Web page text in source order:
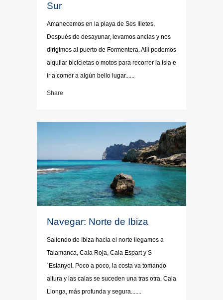
Sur
Amanecemos en la playa de Ses Illetes.
Después de desayunar, levamos anclas y nos
dirigimos al puerto de Formentera. Allí podemos
alquilar bicicletas o motos para recorrer la isla e
ir a comer a algún bello lugar......
Share
Navegar: Norte de Ibiza
Saliendo de Ibiza hacia el norte llegamos a
Talamanca, Cala Roja, Cala Espart y S
´Estanyol. Poco a poco, la costa va tomando
altura y las calas se suceden una tras otra. Cala
Llonga, más profunda y segura.......